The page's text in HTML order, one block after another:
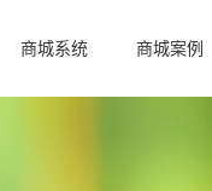
商城系统 商城案例